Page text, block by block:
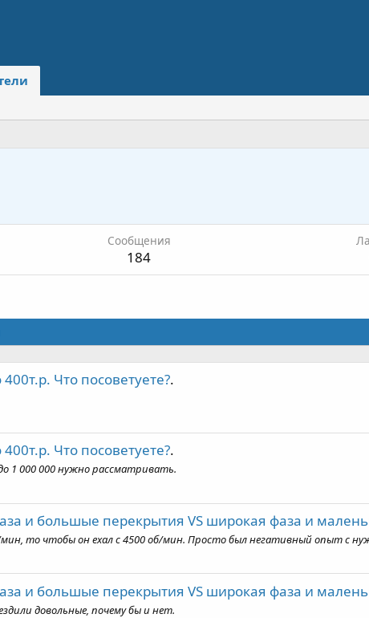
Сообщения
184
Что посоветуете?.
Что посоветуете?.
1 000 000 нужно рассматривать.
и большые перекрытия VS широкая фаза и
то чтобы он ехал с 4500 об/мин. Просто был негативный опыт с
и большые перекрытия VS широкая фаза и
довольные, почему бы и нет.